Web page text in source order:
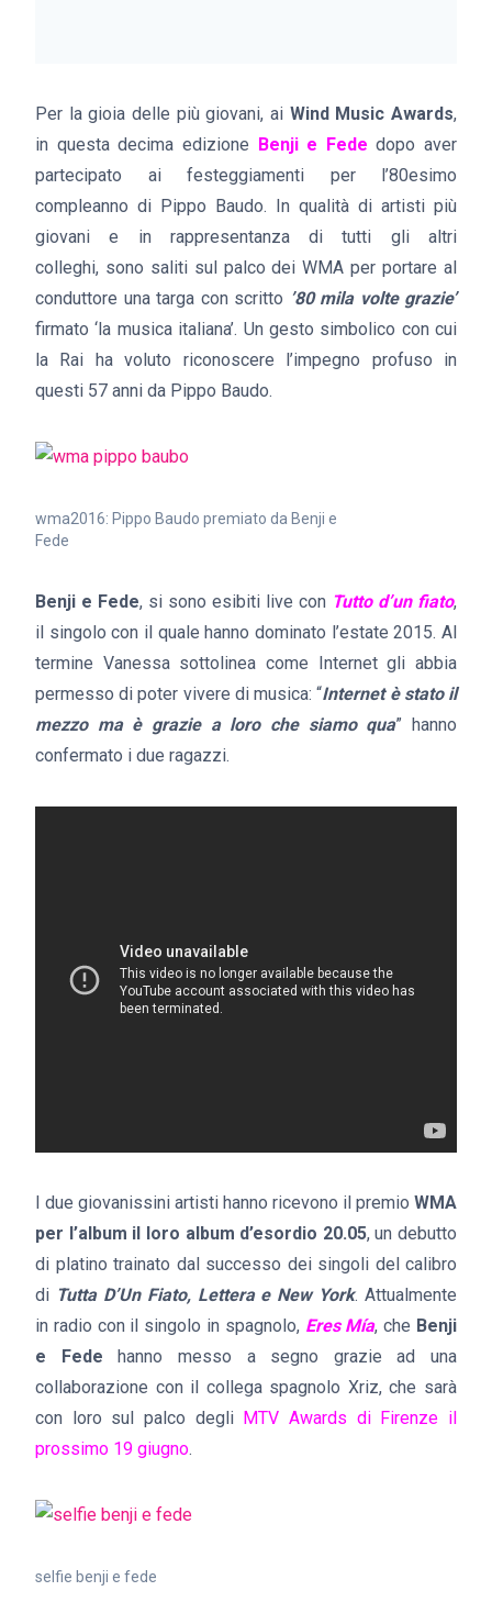
Per la gioia delle più giovani, ai Wind Music Awards,
in questa decima edizione Benji e Fede dopo aver
partecipato ai festeggiamenti per l’80esimo
compleanno di Pippo Baudo. In qualità di artisti più
giovani e in rappresentanza di tutti gli altri
colleghi, sono saliti sul palco dei WMA per portare al
conduttore una targa con scritto ’80 mila volte grazie’
firmato ‘la musica italiana’. Un gesto simbolico con cui
la Rai ha voluto riconoscere l’impegno profuso in
questi 57 anni da Pippo Baudo.
wma2016: Pippo Baudo premiato da Benji e
Fede
Benji e Fede, si sono esibiti live con Tutto d’un fiato,
il singolo con il quale hanno dominato l’estate 2015. Al
termine Vanessa sottolinea come Internet gli abbia
permesso di poter vivere di musica: “Internet è stato il
mezzo ma è grazie a loro che siamo qua” hanno
confermato i due ragazzi.
I due giovanissini artisti hanno ricevono il premio WMA
per l’album il loro album d’esordio 20.05, un debutto
di platino trainato dal successo dei singoli del calibro
di Tutta D’Un Fiato, Lettera e New York. Attualmente
in radio con il singolo in spagnolo, Eres Mía, che Benji
e Fede hanno messo a segno grazie ad una
collaborazione con il collega spagnolo Xriz, che sarà
con loro sul palco degli MTV Awards di Firenze il
prossimo 19 giugno.
selfie benji e fede